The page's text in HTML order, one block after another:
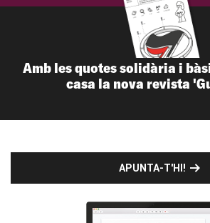
Amb les quotes solidària i
casa la nova revista
APUNTA-T'HI!